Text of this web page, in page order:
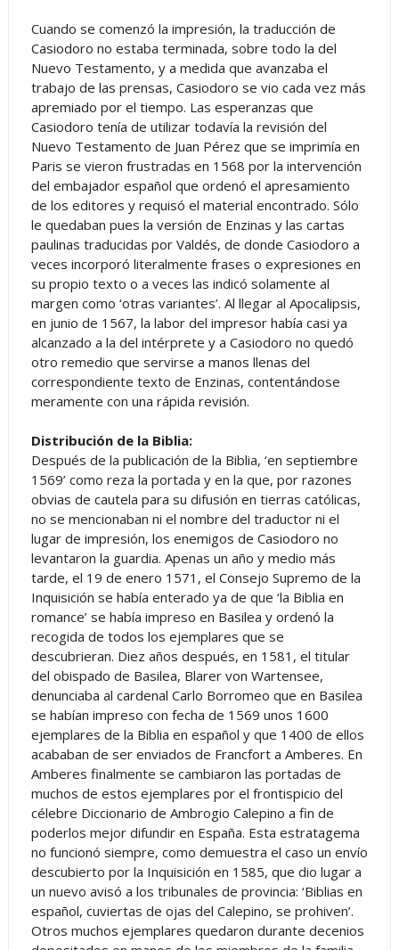
Cuando se comenzó la impresión, la traducción de
Casiodoro no estaba terminada, sobre todo la del
Nuevo Testamento, y a medida que avanzaba el
trabajo de las prensas, Casiodoro se vio cada vez más
apremiado por el tiempo. Las esperanzas que
Casiodoro tenía de utilizar todavía la revisión del
Nuevo Testamento de Juan Pérez que se imprimía en
Paris se vieron frustradas en 1568 por la intervención
del embajador español que ordenó el apresamiento
de los editores y requisó el material encontrado. Sólo
le quedaban pues la versión de Enzinas y las cartas
paulinas traducidas por Valdés, de donde Casiodoro a
veces incorporó literalmente frases o expresiones en
su propio texto o a veces las indicó solamente al
margen como ‘otras variantes’. Al llegar al Apocalipsis,
en junio de 1567, la labor del impresor había casi ya
alcanzado a la del intérprete y a Casiodoro no quedó
otro remedio que servirse a manos llenas del
correspondiente texto de Enzinas, contentándose
meramente con una rápida revisión.
Distribución de la Biblia:
Después de la publicación de la Biblia, ‘en septiembre
1569’ como reza la portada y en la que, por razones
obvias de cautela para su difusión en tierras católicas,
no se mencionaban ni el nombre del traductor ni el
lugar de impresión, los enemigos de Casiodoro no
levantaron la guardia. Apenas un año y medio más
tarde, el 19 de enero 1571, el Consejo Supremo de la
Inquisición se había enterado ya de que ‘la Biblia en
romance’ se había impreso en Basilea y ordenó la
recogida de todos los ejemplares que se
descubrieran. Diez años después, en 1581, el titular
del obispado de Basilea, Blarer von Wartensee,
denunciaba al cardenal Carlo Borromeo que en Basilea
se habían impreso con fecha de 1569 unos 1600
ejemplares de la Biblia en español y que 1400 de ellos
acababan de ser enviados de Francfort a Amberes. En
Amberes finalmente se cambiaron las portadas de
muchos de estos ejemplares por el frontispicio del
célebre Diccionario de Ambrogio Calepino a fin de
poderlos mejor difundir en España. Esta estratagema
no funcionó siempre, como demuestra el caso un envío
descubierto por la Inquisición en 1585, que dio lugar a
un nuevo avisó a los tribunales de provincia: ‘Biblias en
español, cuviertas de ojas del Calepino, se prohiven’.
Otros muchos ejemplares quedaron durante decenios